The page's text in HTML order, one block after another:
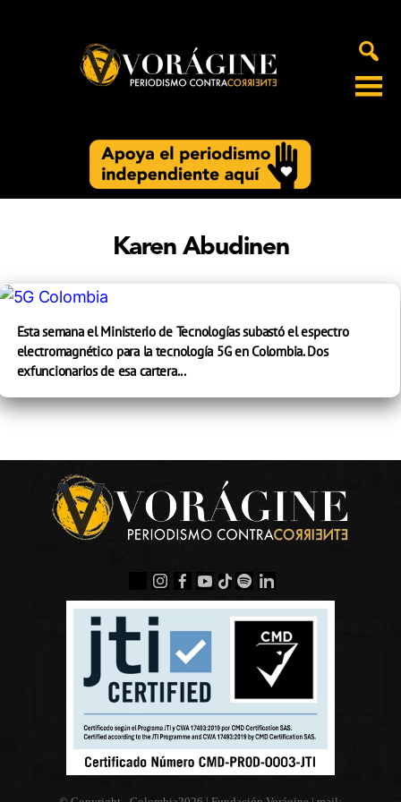
Karen Abudinen
Esta semana el Ministerio de Tecnologías subastó el espectro
electromagnético para la tecnología 5G en Colombia. Dos
exfuncionarios de esa cartera...